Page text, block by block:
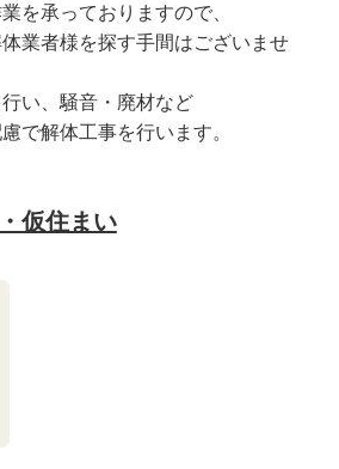
を承っておりますので、
業者様を探す手間はございませ
い、騒音・廃材など
で解体工事を行います。
仮住まい